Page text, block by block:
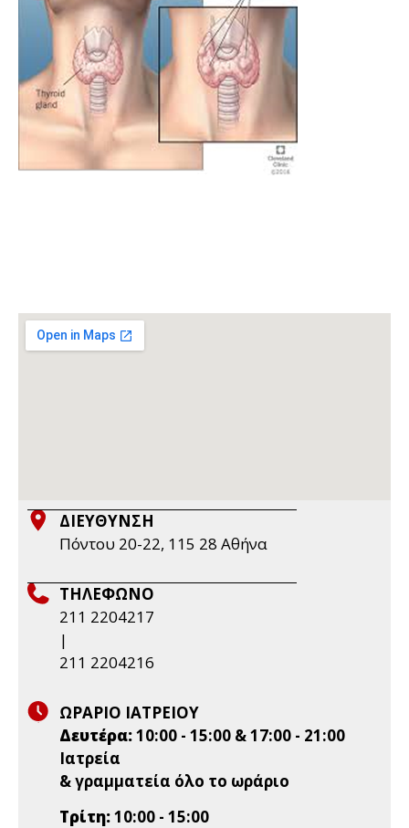
ΔΙΕΥΘΥΝΣΗ
Πόντου 20-22, 115 28 Aθήνα
ΤΗΛΕΦΩΝΟ
211 2204217
|
211 2204216
ΩΡΑΡΙΟ ΙΑΤΡΕΙΟΥ
Δευτέρα:10:00 - 15:00 & 17:00 - 21:00
Ιατρεία
& γραμματεία όλο το ωράριο
Τρίτη:10:00 - 15:00